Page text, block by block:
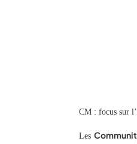
CM : focus sur
Les